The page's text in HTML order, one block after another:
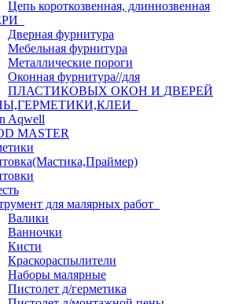
Цепь короткозвенная, длиннозвенная
Дверная фурнитура
Мебельная фурнитура
Металлические пороги
Оконная фурнитура//для
ПЛАСТИКОВЫХ ОКОН И ДВЕРЕЙ
Aqwell
MASTER
для малярных работ
Валики
Ванночки
Кисти
Краскораспылители
Наборы малярные
Пистолет д/герметика